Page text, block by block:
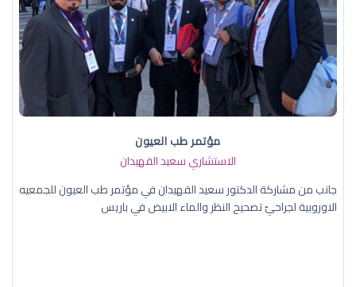
مؤتمر طب العيون
الاستشاري سعيد القهيدان
جانب من مشاركة الدكتور سعيد القهيدان في مؤتمر طب العيون للجمعيه
الاوروبية لجراحيّ تصحيح النظر والماء الابيض في باريس